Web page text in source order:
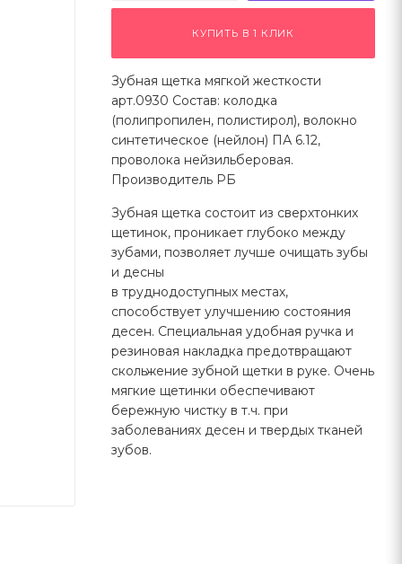
КУПИТЬ В 1 КЛИК
Зубная щетка мягкой жесткости
арт.0930 Состав: колодка
(полипропилен, полистирол), волокно
синтетическое (нейлон) ПА 6.12,
проволока нейзильберовая.
Производитель РБ
Зубная щетка состоит из сверхтонких
щетинок, проникает глубоко между
зубами, позволяет лучше очищать зубы
и десны
в труднодоступных местах,
способствует улучшению состояния
десен. Специальная удобная ручка и
резиновая накладка предотвращают
скольжение зубной щетки в руке. Очень
мягкие щетинки обеспечивают
бережную чистку в т.ч. при
заболеваниях десен и твердых тканей
зубов.